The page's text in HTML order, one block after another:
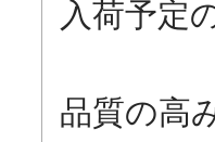
入荷予定
品質の高